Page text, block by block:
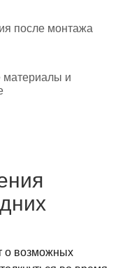
после монтажа
материалы и
о возможных